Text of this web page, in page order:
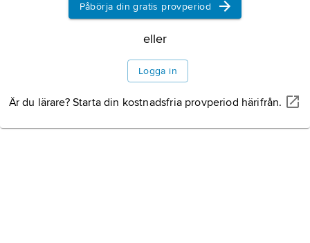
antilegomena
Information om artikeln
Påbörja din gratis provperiod
eller
Logga in
Är du lärare? Starta din kostnadsfria provperiod härifrån.